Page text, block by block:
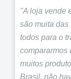
"A loja vende
são muita das
todos para o
compararmos
muitos
Brasil, não